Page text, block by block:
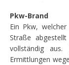
Pkw-Brand
Ein Pkw,
Straße
vollständig
Ermittlungen